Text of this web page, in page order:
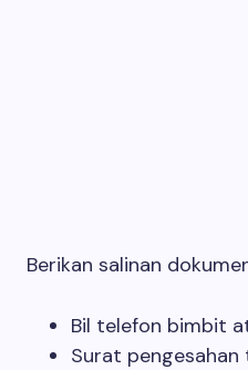
Berikan salinan
Bil telefon bimbit
Surat